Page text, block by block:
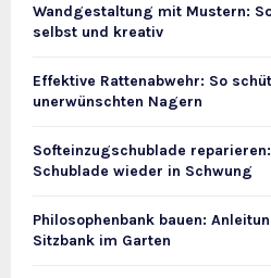
Wandgestaltung mit Mustern:
selbst und kreativ
Effektive Rattenabwehr: So
unerwünschten Nagern
Softeinzugschublade
Schublade wieder in Schwung
Philosophenbank bauen:
Sitzbank im Garten